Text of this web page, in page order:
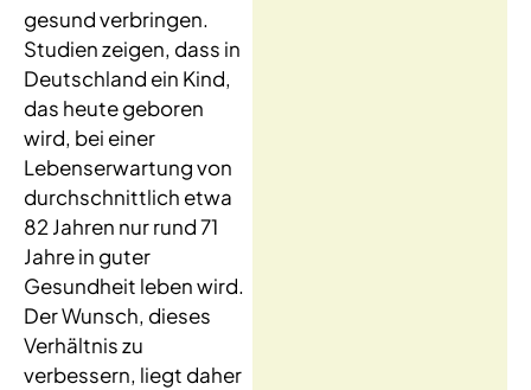
gesund verbringen.
Studien zeigen, dass in
Deutschland ein Kind,
das heute geboren
wird, bei einer
Lebenserwartung von
durchschnittlich etwa
82 Jahren nur rund 71
Jahre in guter
Gesundheit leben wird.
Der Wunsch, dieses
Verhältnis zu
verbessern, liegt daher